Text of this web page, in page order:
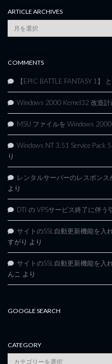
ARTICLE ARCHIVES
Article
Archives
COMMENTS
【EPIC BATTLE FANTASY 1】
Windows 2000 Kernel32 改造計
MSU ファイルを Windows
Windows NT 3.51 Service Pack
り
レンタルサーバーのレスポン
より
DTI の VPSサービス終了に伴う
サイトのSSL自動更新機能を入
すがり より
サイトのSSL自動更新機能を入
んこ より
GOOGLE SEARCH
CATEGORY
category